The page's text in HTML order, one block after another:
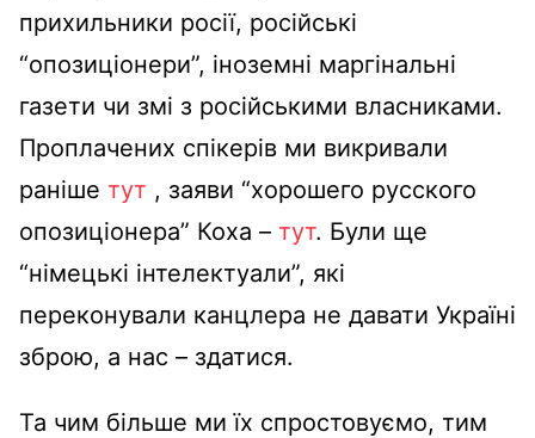
прихильники росії, російські
“опозиціонери”, іноземні маргінальні
газети чи змі з російськими власниками.
Проплачених спікерів ми викривали
раніше тут , заяви “хорошего русского
опозиціонера” Коха – тут. Були ще
“німецькі інтелектуали”, які
переконували канцлера не давати Україні
зброю, а нас – здатися.
Та чим більше ми їх спростовуємо, тим